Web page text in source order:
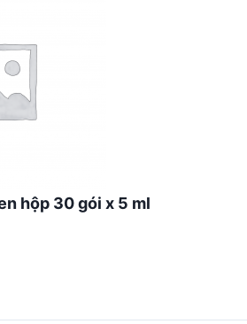
hộp 30 gói x 5 ml